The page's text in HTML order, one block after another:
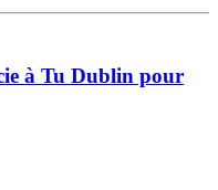
à Tu Dublin pour